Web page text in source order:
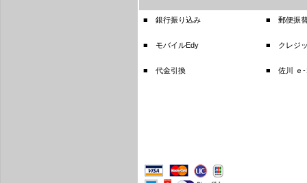
■ 銀行振り込み ■ 郵便振
■ モバイルEdy ■ クレジ
■ 代金引換 ■ 佐川 ｅ-